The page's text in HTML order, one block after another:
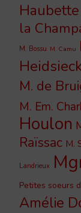
Haubette
la
M. Bossu M. Camu
M. de
M. Em.
Houlon
Raïssac M.
Landrieux
Petites soeurs
Amélie